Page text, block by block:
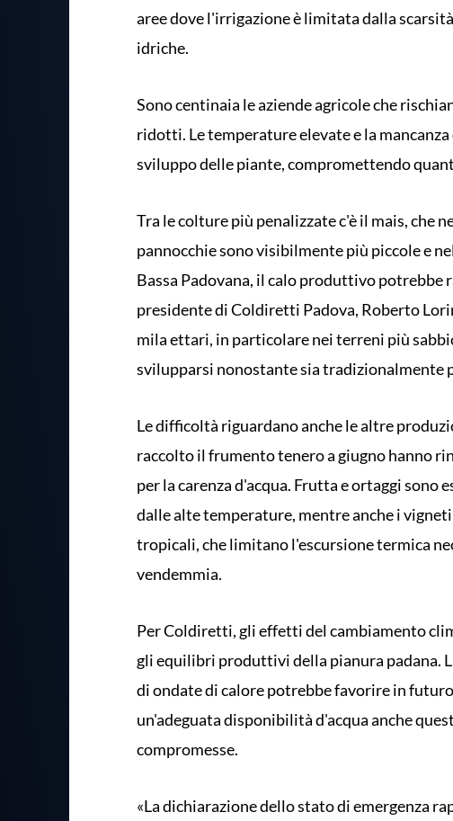
aree dove l'irrigazione è limitata dalla
idriche.
Sono centinaia le aziende agricole che
ridotti. Le temperature elevate e la
sviluppo delle piante, compromettendo
Tra le colture più penalizzate c'è il mais, che
pannocchie sono visibilmente più piccole e
Bassa Padovana, il calo produttivo potrebbe
presidente di Coldiretti Padova, Roberto
mila ettari, in particolare nei terreni più
svilupparsi nonostante sia tradizionalmente
Le difficoltà riguardano anche le altre
raccolto il frumento tenero a giugno hanno
per la carenza d'acqua. Frutta e ortaggi
dalle alte temperature, mentre anche i
tropicali, che limitano l'escursione termica
vendemmia.
Per Coldiretti, gli effetti del cambiamento
gli equilibri produttivi della pianura padana.
di ondate di calore potrebbe favorire in
un'adeguata disponibilità d'acqua anche
compromesse.
«La dichiarazione dello stato di emergenza